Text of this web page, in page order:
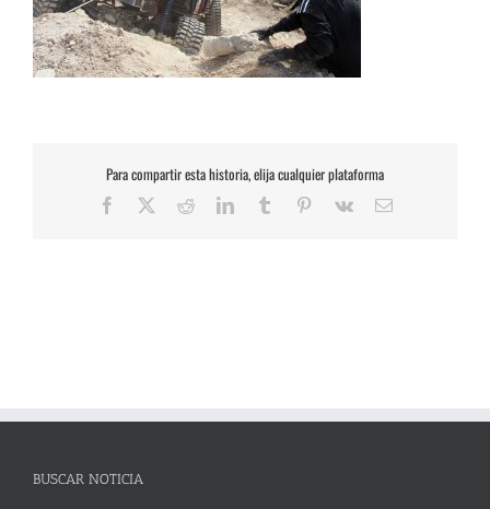
Para compartir esta historia, elija cualquier plataforma
Facebook RedditLinkedInTumblr Pinterest
Vk
Correo
BUSCAR NOTICIA